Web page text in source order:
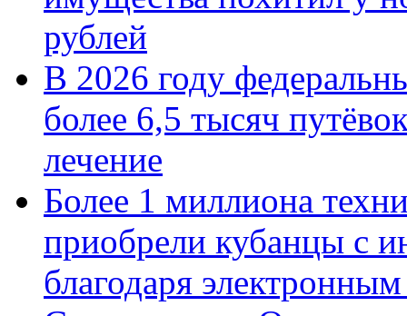
рублей
В 2026 году
более 6,5 тысяч
лечение
Более 1 миллиона
приобрели кубанцы с
благодаря